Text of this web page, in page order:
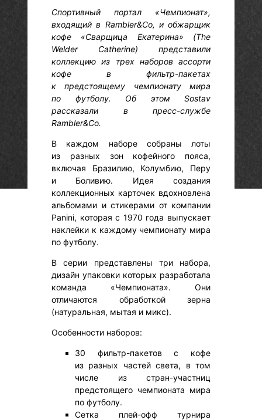
Спортивный портал «Чемпионат»,
входящий в Rambler&Co, и обжарщик
кофе «Сварщица Екатерина» (The
Welder Catherine) представили
коллекцию из трех наборов ассорти
кофе в фильтр-пакетах
к предстоящему чемпионату мира
по футболу. Об этом Sostav
рассказали в пресс-службе
Rambler&Co.
В каждом наборе собраны лоты
из разных зон кофейного пояса,
включая Бразилию, Колумбию, Перу
и Боливию. Идея создания
коллекционных карточек вдохновлена
альбомами и стикерами от компании
Panini, которая с 1970 года выпускает
наклейки к каждому чемпионату мира
по футболу.
В серии представлены три набора,
дизайн упаковки которых разработала
команда «Чемпионата». Они
отличаются обработкой зерна
(натуральная, мытая и микс).
Особенности наборов:
30 фильтр-пакетов с кофе
из разных частей света, в том
числе из стран-участниц
предстоящего чемпионата мира
по футболу.
Сетка плей-офф турнира